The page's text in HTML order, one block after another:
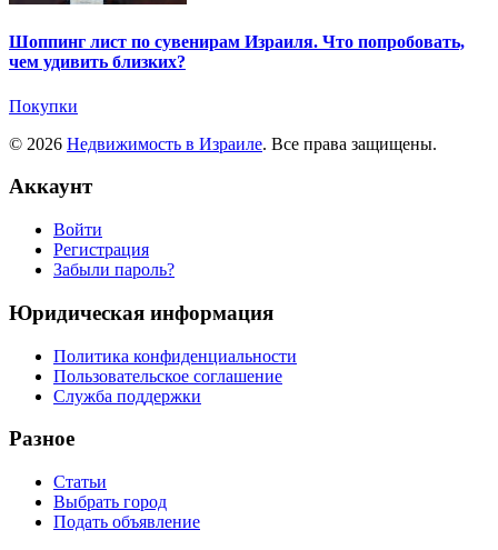
Шоппинг лист по сувенирам Израиля. Что попробовать,
чем удивить близких?
Покупки
© 2026 Недвижимость в Израиле. Все права защищены.
Аккаунт
Войти
Регистрация
Забыли пароль?
Юридическая информация
Политика конфиденциальности
Пользовательское соглашение
Служба поддержки
Разное
Статьи
Выбрать город
Подать объявление